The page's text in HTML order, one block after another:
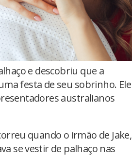
e descobriu que a
festa de seu sobrinho. Ele
australianos
quando o irmão de Jake,
se vestir de palhaço nas